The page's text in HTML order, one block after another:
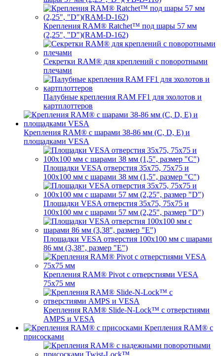
Крепления RAM® Ratchet™ под шары 57 мм
(2,25", "D")(RAM-D-162)
Секретки RAM® для креплений с поворотными
плечами
Палубные крепления RAM FF1 для эхолотов и
картплоттеров
Крепления RAM® с шарами 38-86 мм (C, D, E) и
площадками VESA
Площадки VESA отверстия 35x75, 75x75 и
100x100 мм с шарами 38 мм (1,5", размер "C")
Площадки VESA отверстия 35х75, 75x75 и
100x100 мм с шарами 57 мм (2,25", размер "D")
Площадки VESA отверстия 100x100 мм с шарами
86 мм (3,38", размер "E")
Крепления RAM® Pivot с отверстиями VESA
75x75 мм
Крепления RAM® Slide-N-Lock™ с отверстиями
AMPS и VESA
Крепления RAM® с
присосками